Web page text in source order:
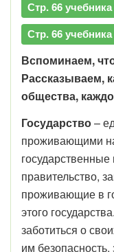
Стр. 66 учебника
Стр. 66 учебника
Вспоминаем,
Рассказываем,
общества,
Государство–
проживающими
правительство,
проживающие в
этого
заботиться о
им